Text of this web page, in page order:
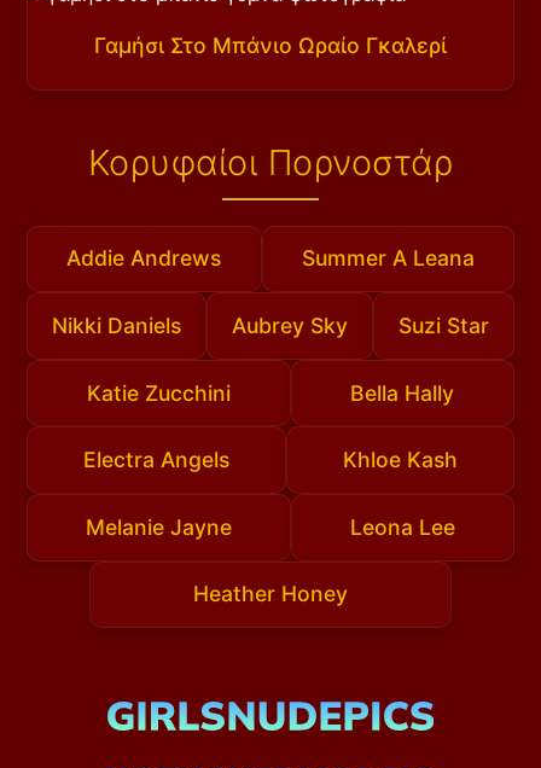
Γαμήσι Στο Μπάνιο Ωραίο Γκαλερί
Κορυφαίοι Πορνοστάρ
Addie Andrews Summer A Leana
Nikki Daniels Aubrey Sky Suzi Star
Katie Zucchini Bella Hally
Electra Angels Khloe Kash
Melanie Jayne Leona Lee
Heather Honey